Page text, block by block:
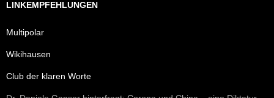
e
a
h
LINKEMPFEHLUNGEN
Multipolar
Wikihausen
Club der klaren Worte